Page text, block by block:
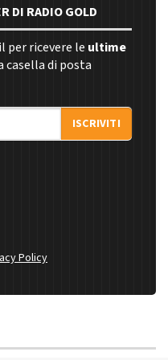
DI RADIO GOLD
per ricevere le ultime
di posta
ISCRIVITI
Policy